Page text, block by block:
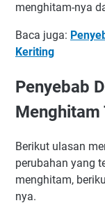
menghitam-nya
Baca juga:
Keriting
Penyebab
Menghitam
Berikut ulasan
perubahan yang
menghitam,
nya.